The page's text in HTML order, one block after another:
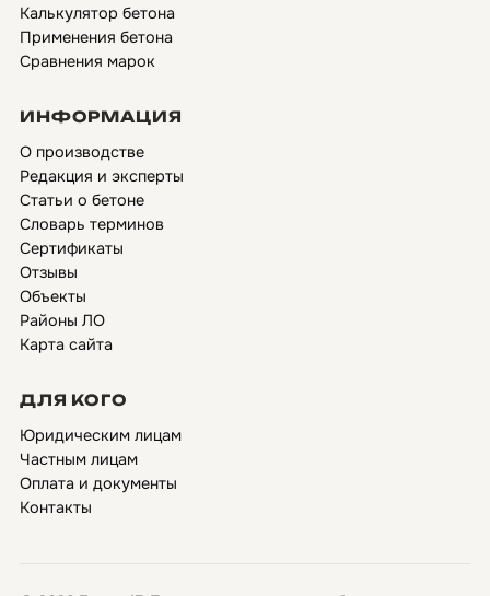
Калькулятор бетона
Применения бетона
Сравнения марок
ИНФОРМАЦИЯ
О производстве
Редакция и эксперты
Статьи о бетоне
Словарь терминов
Сертификаты
Отзывы
Объекты
Районы ЛО
Карта сайта
ДЛЯ КОГО
Юридическим лицам
Частным лицам
Оплата и документы
Контакты